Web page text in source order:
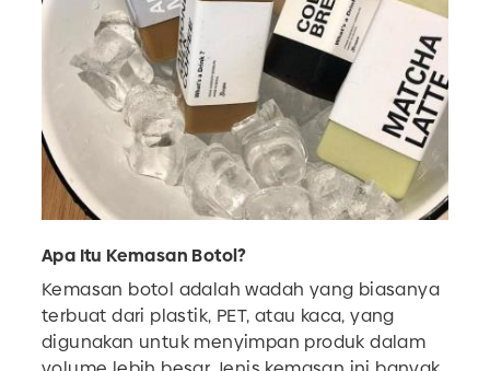
Apa Itu Kemasan Botol?
Kemasan botol adalah wadah yang biasanya
terbuat dari plastik, PET, atau kaca, yang
digunakan untuk menyimpan produk dalam